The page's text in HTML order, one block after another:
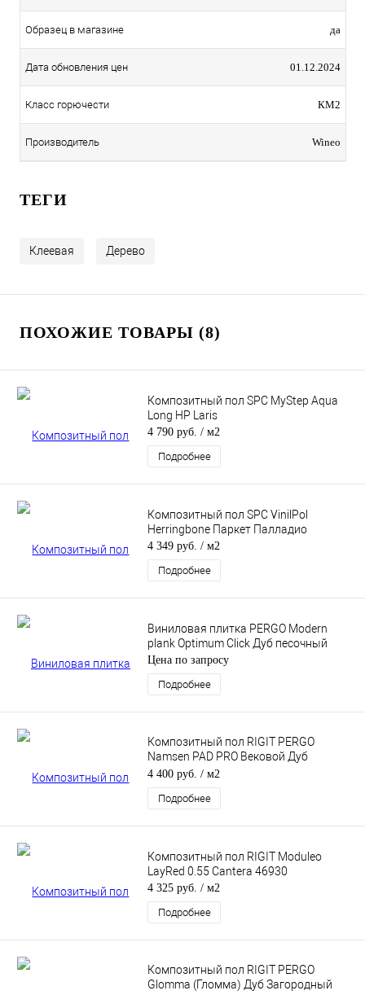
Образец в магазине да
Дата обновления цен 01.12.2024
Класс горючести КМ2
Производитель Wineo
ТЕГИ
Клеевая Дерево
ПОХОЖИЕ ТОВАРЫ (8)
Композитный пол SPC MyStep Aqua
Long HP Laris
4 790 руб. / м2
Подробнее
Композитный пол SPC VinilPol
Herringbone Паркет Палладио
4 349 руб. / м2
Подробнее
Виниловая плитка PERGO Modern
plank Optimum Click Дуб песочный
Цена по запросу
Подробнее
Композитный пол RIGIT PERGO
Namsen PAD PRO Вековой Дуб
Бежевый
4 400 руб. / м2
Подробнее
Композитный пол RIGIT Moduleo
LayRed 0.55 Cantera 46930
4 325 руб. / м2
Подробнее
Композитный пол RIGIT PERGO
Glomma (Гломма) Дуб Загородный